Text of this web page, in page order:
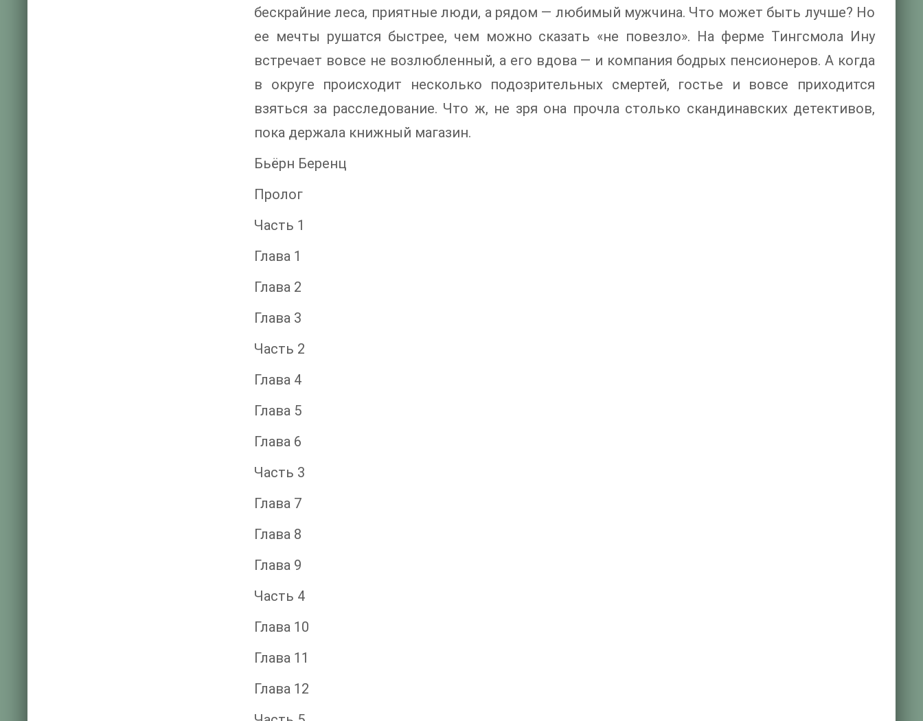
бескрайние леса, приятные люди, а рядом — любимый мужчина. Что может быть лучше? Но
ее мечты рушатся быстрее, чем можно сказать «не повезло». На ферме Тингсмола Ину
встречает вовсе не возлюбленный, а его вдова — и компания бодрых пенсионеров. А когда
в округе происходит несколько подозрительных смертей, гостье и вовсе приходится
взяться за расследование. Что ж, не зря она прочла столько скандинавских детективов,
пока держала книжный магазин.
Бьёрн Беренц
Пролог
Часть 1
Глава 1
Глава 2
Глава 3
Часть 2
Глава 4
Глава 5
Глава 6
Часть 3
Глава 7
Глава 8
Глава 9
Часть 4
Глава 10
Глава 11
Глава 12